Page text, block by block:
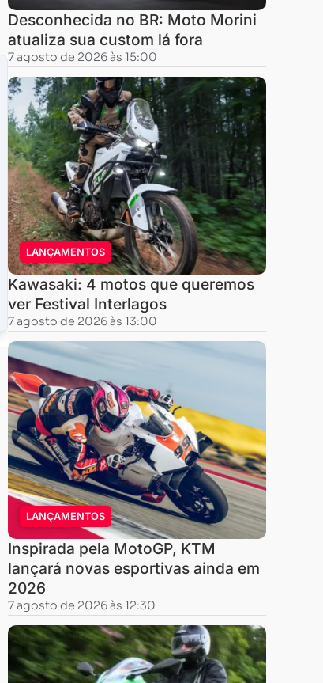
Desconhecida no BR: Moto Morini
atualiza sua custom lá fora
7 agosto de 2026 às 15:00
LANÇAMENTOS
Kawasaki: 4 motos que queremos
ver Festival Interlagos
7 agosto de 2026 às 13:00
LANÇAMENTOS
Inspirada pela MotoGP, KTM
lançará novas esportivas ainda em
2026
7 agosto de 2026 às 12:30